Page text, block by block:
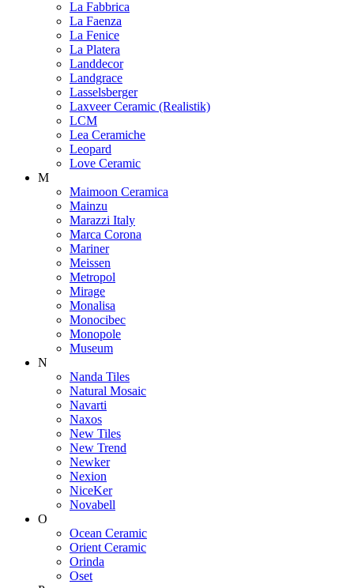
La Fabbrica
La Faenza
La Fenice
La Platera
Landdecor
Landgrace
Lasselsberger
Laxveer Ceramic (Realistik)
LCM
Lea Ceramiche
Leopard
Love Ceramic
M
Maimoon Ceramica
Mainzu
Marazzi Italy
Marca Corona
Mariner
Meissen
Metropol
Mirage
Monalisa
Monocibec
Monopole
Museum
N
Nanda Tiles
Natural Mosaic
Navarti
Naxos
New Tiles
New Trend
Newker
Nexion
NiceKer
Novabell
O
Ocean Ceramic
Orient Ceramic
Orinda
Oset